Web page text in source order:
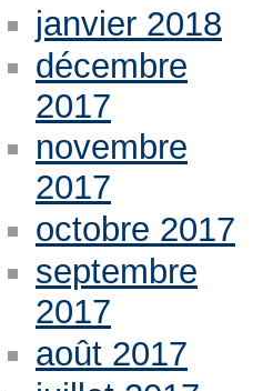
janvier 2018
décembre
2017
novembre
2017
octobre 2017
septembre
2017
août 2017